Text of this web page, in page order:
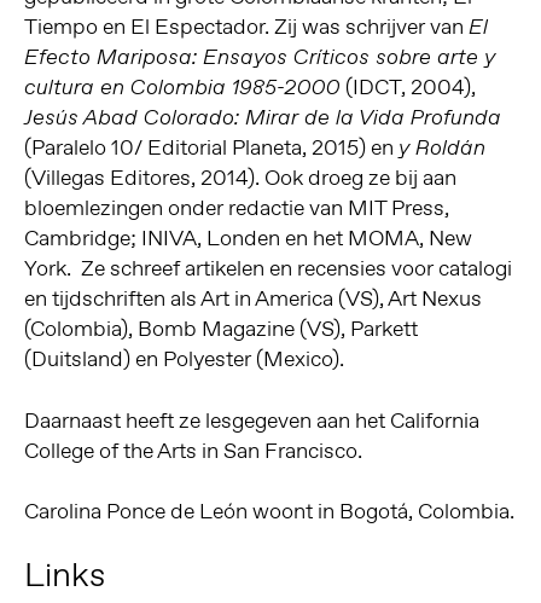
Tiempo en El Espectador. Zij was schrijver van El
Efecto Mariposa: Ensayos Críticos sobre arte y
cultura en Colombia 1985-2000 (IDCT, 2004),
Jesús Abad Colorado: Mirar de la Vida Profunda
(Paralelo 10/ Editorial Planeta, 2015) en y Roldán
(Villegas Editores, 2014). Ook droeg ze bij aan
bloemlezingen onder redactie van MIT Press,
Cambridge; INIVA, Londen en het MOMA, New
York. Ze schreef artikelen en recensies voor catalogi
en tijdschriften als Art in America (VS), Art Nexus
(Colombia), Bomb Magazine (VS), Parkett
(Duitsland) en Polyester (Mexico).
Daarnaast heeft ze lesgegeven aan het California
College of the Arts in San Francisco.
Carolina Ponce de León woont in Bogotá, Colombia.
Links